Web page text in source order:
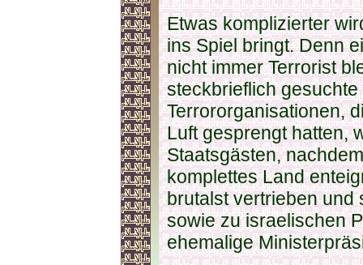
Etwas komplizierter
ins Spiel bringt. Denn
nicht immer Terrorist
steckbrieflich
Terrororganisationen,
Luft gesprengt hatten,
Staatsgästen,
komplettes Land
brutalst vertrieben und
sowie zu israelischen
ehemalige